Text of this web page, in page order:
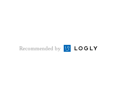
Recommended by